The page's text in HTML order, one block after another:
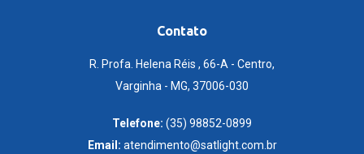
Contato
R. Profa. Helena Réis , 66-A - Centro,
Varginha - MG, 37006-030
Telefone: (35) 98852-0899
Email: atendimento@satlight.com.br